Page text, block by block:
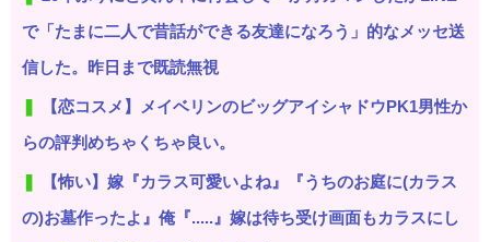
で「たまに二人で昔話ができる友達になろう」的なメッセ送
信した。昨日まで既読無視
【恋コスメ】メイベリンのビッグアイシャドウPK1男性か
らの評判めちゃくちゃ良い。
【怖い】嫁『カラス可愛いよね』『うちのお庭に(カラス
の)お墓作ったよ』俺『.....』嫁は待ち受け画面もカラスにし